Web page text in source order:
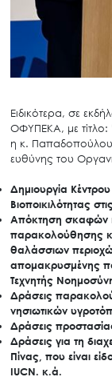
Ειδικότερα, σε
ΟΦΥΠΕΚΑ, με
η κ. Παπαδοπούλου
ευθύνης του
Δημιουργία
Βιοποικιλότητας
Απόκτηση σκαφών
παρακολούθησης
θαλάσσιων
απομακρυσμένης
Τεχνητής
Δράσεις
νησιωτικών
Δράσεις
Δράσεις για τη
Πίνας, που είναι
IUCN. κ.ά.